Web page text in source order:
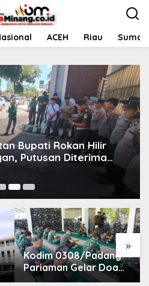
ACEH Riau
Bupati Rokan Hilir
Putusan Diterima
Dividen Rp331,7 Miliar
»
Kodim 0308/Padang
Pariaman Gelar Doa
Bersama Sambut HUT